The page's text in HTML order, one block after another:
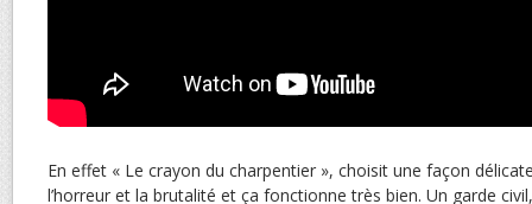
En effet « Le crayon du charpentier », choisit une façon
l’horreur et la brutalité et ça fonctionne très bien. Un garde